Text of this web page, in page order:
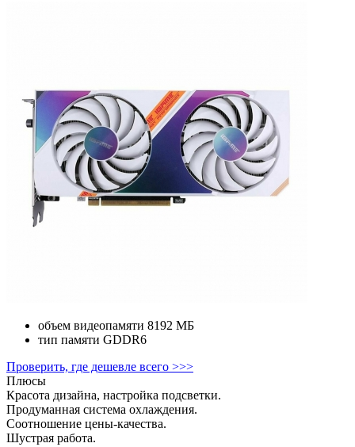
объем видеопамяти 8192 МБ
тип памяти GDDR6
Проверить, где дешевле всего >>>
Плюсы
Красота дизайна, настройка подсветки.
Продуманная система охлаждения.
Соотношение цены-качества.
Шустрая работа.